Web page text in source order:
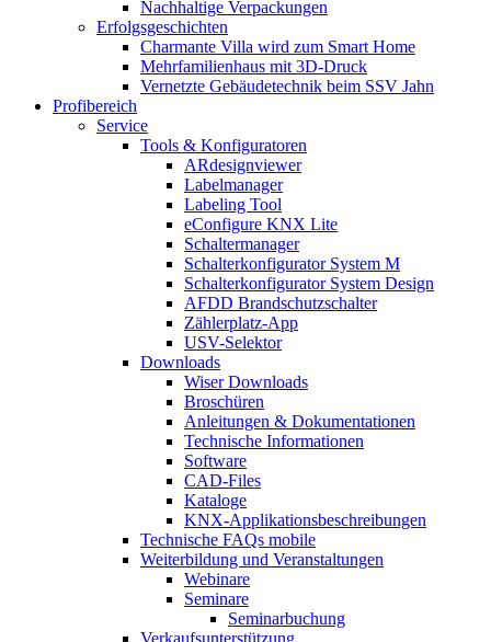
Nachhaltige Verpackungen
Erfolgsgeschichten
Charmante Villa wird zum Smart Home
Mehrfamilienhaus mit 3D-Druck
Vernetzte Gebäudetechnik beim SSV Jahn
Profibereich
Service
Tools & Konfiguratoren
ARdesignviewer
Labelmanager
Labeling Tool
eConfigure KNX Lite
Schaltermanager
Schalterkonfigurator System M
Schalterkonfigurator System Design
AFDD Brandschutzschalter
Zählerplatz-App
USV-Selektor
Downloads
Wiser Downloads
Broschüren
Anleitungen & Dokumentationen
Technische Informationen
Software
CAD-Files
Kataloge
KNX-Applikationsbeschreibungen
Technische FAQs mobile
Weiterbildung und Veranstaltungen
Webinare
Seminare
Seminarbuchung
Verkaufsunterstützung